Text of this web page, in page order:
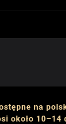
na
około 10–14